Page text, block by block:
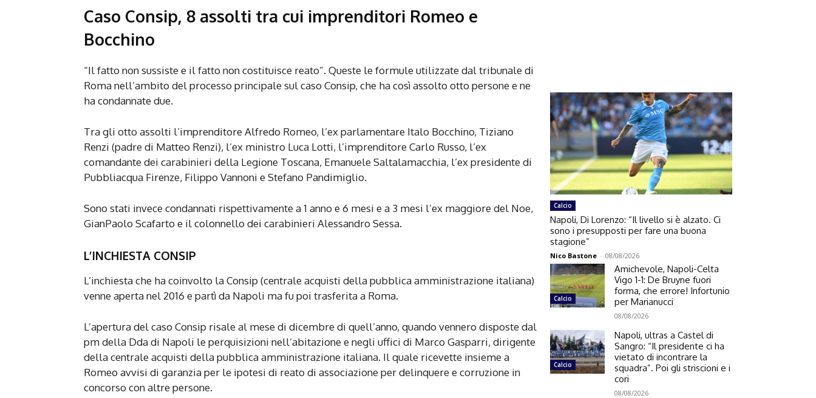
Caso Consip, 8 assolti tra cui imprenditori Romeo e
Bocchino
“Il fatto non sussiste e il fatto non costituisce reato”. Queste le formule utilizzate dal tribunale di
Roma nell’ambito del processo principale sul caso Consip, che ha così assolto otto persone e ne
ha condannate due.
Tra gli otto assolti l’imprenditore Alfredo Romeo, l’ex parlamentare Italo Bocchino, Tiziano
Renzi (padre di Matteo Renzi), l’ex ministro Luca Lotti, l’imprenditore Carlo Russo, l’ex
comandante dei carabinieri della Legione Toscana, Emanuele Saltalamacchia, l’ex presidente di
Pubbliacqua Firenze, Filippo Vannoni e Stefano Pandimiglio.
Sono stati invece condannati rispettivamente a 1 anno e 6 mesi e a 3 mesi l’ex maggiore del Noe,
GianPaolo Scafarto e il colonnello dei carabinieri Alessandro Sessa.
L’INCHIESTA CONSIP
L’inchiesta che ha coinvolto la Consip (centrale acquisti della pubblica amministrazione italiana)
venne aperta nel 2016 e partì da Napoli ma fu poi trasferita a Roma.
L’apertura del caso Consip risale al mese di dicembre di quell’anno, quando vennero disposte dal
pm della Dda di Napoli le perquisizioni nell’abitazione e negli uffici di Marco Gasparri, dirigente
della centrale acquisti della pubblica amministrazione italiana. Il quale ricevette insieme a
Romeo avvisi di garanzia per le ipotesi di reato di associazione per delinquere e corruzione in
concorso con altre persone.
Calcio
Napoli, Di Lorenzo: “Il livello si è alzato. Ci
sono i presupposti per fare una buona
stagione”
Nico Bastone - 08/08/2026
Calcio
Amichevole, Napoli-Celta
Vigo 1-1: De Bruyne fuori
forma, che errore! Infortunio
per Marianucci
08/08/2026
Calcio
Napoli, ultras a Castel di
Sangro: “Il presidente ci ha
vietato di incontrare la
squadra”. Poi gli striscioni e i
cori
08/08/2026